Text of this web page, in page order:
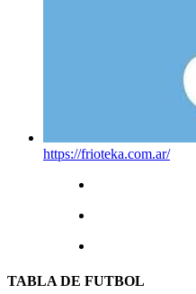
https://frioteka.com.ar/
TABLA DE FUTBOL